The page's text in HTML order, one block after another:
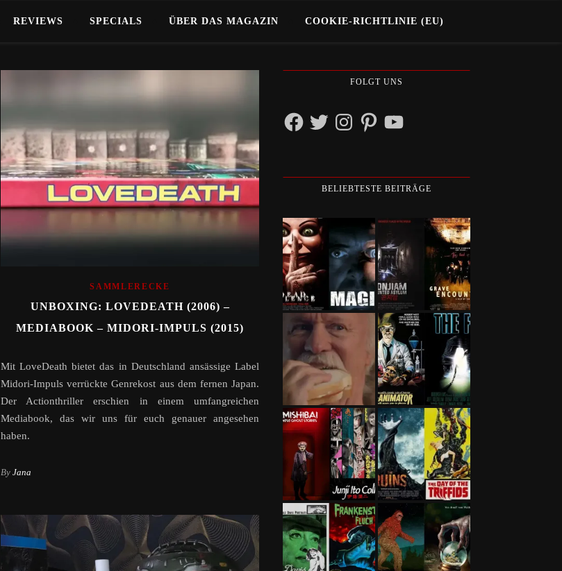
REVIEWS SPECIALS ÜBER DAS MAGAZIN COOKIE-RICHTLINIE (EU)
SAMMLERECKE
UNBOXING: LOVEDEATH (2006) –
MEDIABOOK – MIDORI-IMPULS (2015)
Mit LoveDeath bietet das in Deutschland ansässige Label
Midori-Impuls verrückte Genrekost aus dem fernen Japan.
Der Actionthriller erschien in einem umfangreichen
Mediabook, das wir uns für euch genauer angesehen
haben.
By Jana
FOLGT UNS
FacebookTwitterInstagramPinterestYouTube
BELIEBTESTE BEITRÄGE